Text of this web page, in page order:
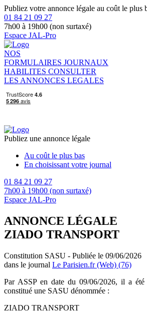
Publiez votre annonce légale au coût le plus
01 84 21 09 27
7h00 à 19h00 (non surtaxé)
Espace JAL-Pro
NOS
FORMULAIRES JOURNAUX
HABILITES CONSULTER
LES ANNONCES LEGALES
Publiez une annonce légale
Au coût le plus bas
En choisissant votre journal
01 84 21 09 27
7h00 à 19h00 (non surtaxé)
Espace JAL-Pro
ANNONCE LÉGALE
ZIADO TRANSPORT
Constitution SASU - Publiée le 09/06/2026
dans le journal Le Parisien.fr (Web) (76)
Par ASSP en date du 09/06/2026, il a été
constitué une SASU dénommée :
ZIADO TRANSPORT